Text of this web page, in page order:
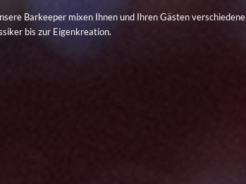
Barkeeper mixen Ihnen und Ihren Gästen verschiedene
bis zur Eigenkreation.